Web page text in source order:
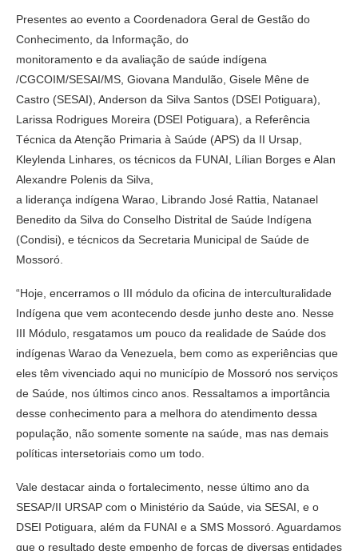
Presentes ao evento a Coordenadora Geral de Gestão do
Conhecimento, da Informação, do
monitoramento e da avaliação de saúde indígena
/CGCOIM/SESAI/MS, Giovana Mandulão, Gisele Mêne de
Castro (SESAI), Anderson da Silva Santos (DSEI Potiguara),
Larissa Rodrigues Moreira (DSEI Potiguara), a Referência
Técnica da Atenção Primaria à Saúde (APS) da II Ursap,
Kleylenda Linhares, os técnicos da FUNAI, Lílian Borges e Alan
Alexandre Polenis da Silva,
a liderança indígena Warao, Librando José Rattia, Natanael
Benedito da Silva do Conselho Distrital de Saúde Indígena
(Condisi), e técnicos da Secretaria Municipal de Saúde de
Mossoró.
“Hoje, encerramos o III módulo da oficina de interculturalidade
Indígena que vem acontecendo desde junho deste ano. Nesse
III Módulo, resgatamos um pouco da realidade de Saúde dos
indígenas Warao da Venezuela, bem como as experiências que
eles têm vivenciado aqui no município de Mossoró nos serviços
de Saúde, nos últimos cinco anos. Ressaltamos a importância
desse conhecimento para a melhora do atendimento dessa
população, não somente somente na saúde, mas nas demais
políticas intersetoriais como um todo.
Vale destacar ainda o fortalecimento, nesse último ano da
SESAP/II URSAP com o Ministério da Saúde, via SESAI, e o
DSEI Potiguara, além da FUNAI e a SMS Mossoró. Aguardamos
que o resultado deste empenho de forças de diversas entidades